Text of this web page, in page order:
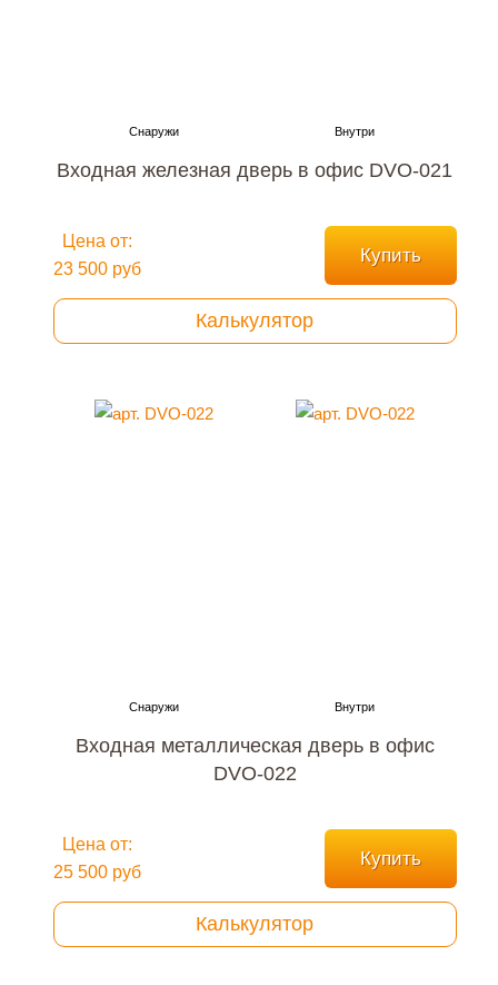
Входная железная дверь в офис DVO-021
Цена от:
23 500 руб
Купить
Калькулятор
Входная металлическая дверь в офис
DVO-022
Цена от:
25 500 руб
Купить
Калькулятор